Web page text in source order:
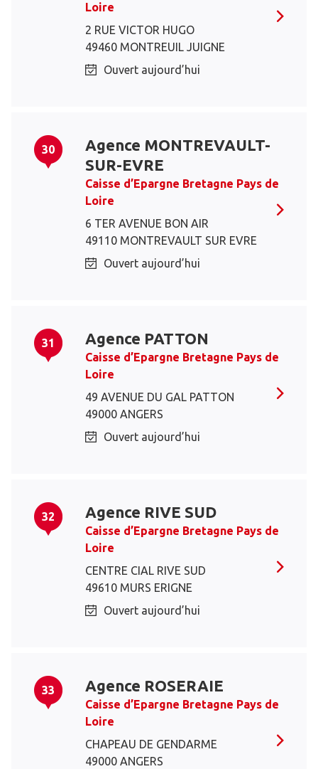
Loire
2 RUE VICTOR HUGO
49460 MONTREUIL JUIGNE
Ouvert aujourd’hui
30
Agence MONTREVAULT-
SUR-EVRE
Caisse d’Epargne Bretagne Pays de
Loire
6 TER AVENUE BON AIR
49110 MONTREVAULT SUR EVRE
Ouvert aujourd’hui
31 Agence PATTON
Caisse d’Epargne Bretagne Pays de
Loire
49 AVENUE DU GAL PATTON
49000 ANGERS
Ouvert aujourd’hui
32 Agence RIVE SUD
Caisse d’Epargne Bretagne Pays de
Loire
CENTRE CIAL RIVE SUD
49610 MURS ERIGNE
Ouvert aujourd’hui
33 Agence ROSERAIE
Caisse d’Epargne Bretagne Pays de
Loire
CHAPEAU DE GENDARME
49000 ANGERS